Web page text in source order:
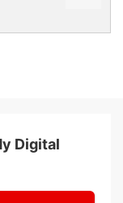
Digital